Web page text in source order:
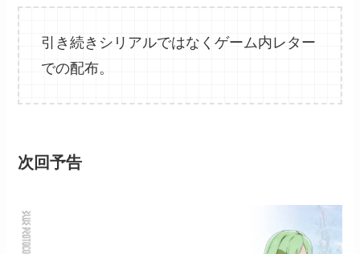
引き続きシリアルではなくゲーム内レター
での配布。
次回予告